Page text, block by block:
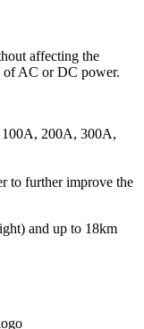
affecting the
of AC or DC power.
100A, 200A, 300A,
to further improve the
and up to 18km